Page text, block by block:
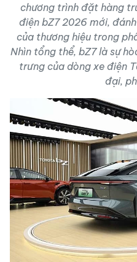
chương trình đặt hàng
điện bZ7 2026 mới,
của thương hiệu trong
Nhìn tổng thể, bZ7 là sự
trưng của dòng xe điện
đại,